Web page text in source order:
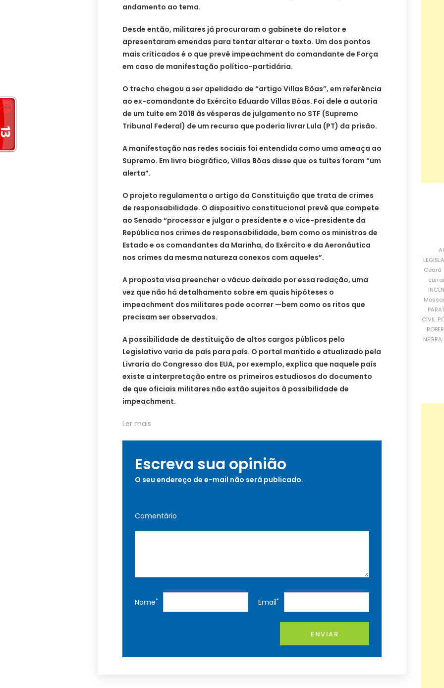
andamento ao tema.
Desde então, militares já procuraram o gabinete do relator e
apresentaram emendas para tentar alterar o texto. Um dos pontos
mais criticados é o que prevê impeachment do comandante de Força
em caso de manifestação político-partidária.
O trecho chegou a ser apelidado de “artigo Villas Bôas”, em referência
ao ex-comandante do Exército Eduardo Villas Bôas. Foi dele a autoria
de um tuíte em 2018 às vésperas de julgamento no STF (Supremo
Tribunal Federal) de um recurso que poderia livrar Lula (PT) da prisão.
A manifestação nas redes sociais foi entendida como uma ameaça ao
Supremo. Em livro biográfico, Villas Bôas disse que os tuítes foram “um
alerta”.
O projeto regulamenta o artigo da Constituição que trata de crimes
de responsabilidade. O dispositivo constitucional prevê que compete
ao Senado “processar e julgar o presidente e o vice-presidente da
República nos crimes de responsabilidade, bem como os ministros de
Estado e os comandantes da Marinha, do Exército e da Aeronáutica
nos crimes da mesma natureza conexos com aqueles”.
A proposta visa preencher o vácuo deixado por essa redação, uma
vez que não há detalhamento sobre em quais hipóteses o
impeachment dos militares pode ocorrer —bem como os ritos que
precisam ser observados.
A possibilidade de destituição de altos cargos públicos pelo
Legislativo varia de país para país. O portal mantido e atualizado pela
Livraria do Congresso dos EUA, por exemplo, explica que naquele país
existe a interpretação entre os primeiros estudiosos do documento
de que oficiais militares não estão sujeitos à possibilidade de
impeachment.
Ler mais
Escreva sua opinião
O seu endereço de e-mail não será publicado.
Comentário
Nome* Email*
ENVIAR
Ceará
CIVIL
NEGRA